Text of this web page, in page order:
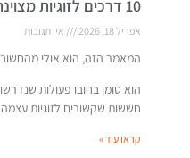
10 דרכים לזוגיות מצוינת בקורונה (חלק ב')
אפריל 18, 2026 אין תגובות
המאמר הזה, הוא אולי
הוא טומן בחובו פעולות
חששות שקשורים לזוגיות
קראו עוד »